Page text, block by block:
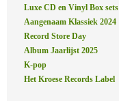
Luxe CD en Vinyl Box sets
Aangenaam Klassiek 2024
Record Store Day
Album Jaarlijst 2025
K-pop
Het Kroese Records Label